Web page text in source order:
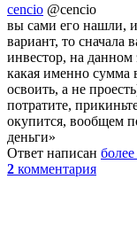
cencio @cencio
вы сами его нашли,
вариант, то
инвестор, на данном
какая именно сумма
освоить, а не
потратите,
окупится, вообщем
деньги»
Ответ написан более
2 комментария